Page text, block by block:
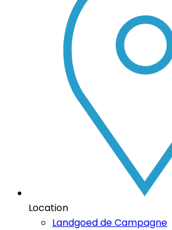
Location
Landgoed de Campagne